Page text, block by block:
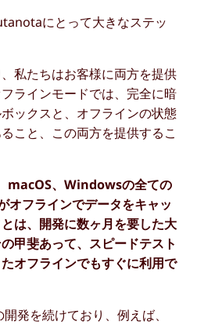
にとって大きなステッ
私たちはお客様に両方を提供
ラインモードでは、完全に暗
ックスと、オフラインの状態
こと、この両方を提供するこ
、Windowsの全ての
フラインでデータをキャッ
は、開発に数ヶ月を要した大
甲斐あって、スピードテスト
オフラインでもすぐに利用で
発を続けており、例えば、